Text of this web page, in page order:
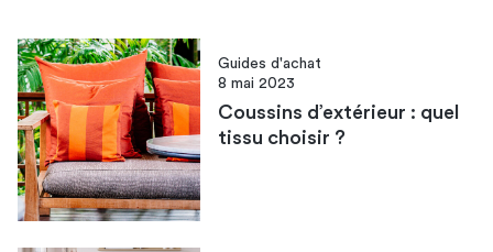
Guides d'achat
8 mai 2023
Coussins d’extérieur : quel
tissu choisir ?